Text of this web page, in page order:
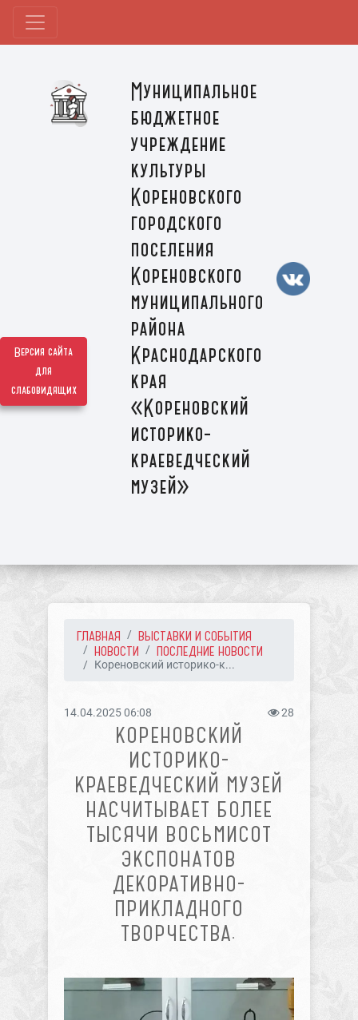
Версия сайта
для
слабовидящих
Муниципальное
бюджетное
учреждение
культуры
Кореновского
городского
поселения
Кореновского
муниципального
района
Краснодарского
края
«Кореновский
историко-
краеведческий
музей»
ГЛАВНАЯ
ВЫСТАВКИ И СОБЫТИЯ
НОВОСТИ
ПОСЛЕДНИЕ НОВОСТИ
Кореновский историко-к...
14.04.2025 06:08 28
КОРЕНОВСКИЙ
ИСТОРИКО-
КРАЕВЕДЧЕСКИЙ МУЗЕЙ
НАСЧИТЫВАЕТ БОЛЕЕ
ТЫСЯЧИ ВОСЬМИСОТ
ЭКСПОНАТОВ
ДЕКОРАТИВНО-
ПРИКЛАДНОГО
ТВОРЧЕСТВА.